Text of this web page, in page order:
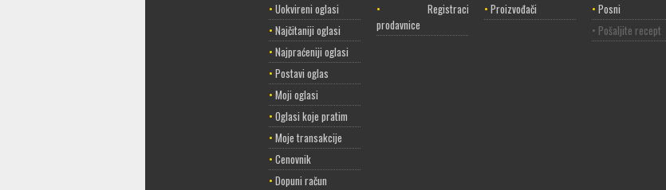
• Uokvireni oglasi
• Najčitaniji oglasi
• Najpraćeniji oglasi
• Postavi oglas
• Moji oglasi
• Oglasi koje pratim
• Moje transakcije
• Cenovnik
• Dopuni račun
• Registracija
prodavnice
• Proizvođači
• Posni
• Pošaljite recept